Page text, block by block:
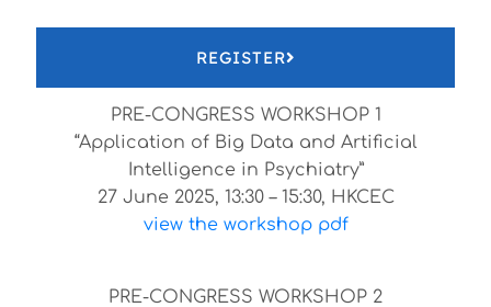
REGISTER
PRE-CONGRESS WORKSHOP 1
“Application of Big Data and Artificial
Intelligence in Psychiatry”
27 June 2025, 13:30 – 15:30, HKCEC
view the workshop pdf
PRE-CONGRESS WORKSHOP 2